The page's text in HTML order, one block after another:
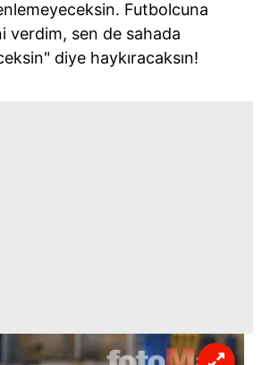
Futbolcuna
verdim, sen de sahada
diye haykıracaksın!